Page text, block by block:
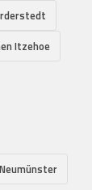
Itzehoe